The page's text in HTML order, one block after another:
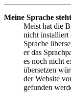
Meine Sprache
Meist hat die
nicht installiert
Sprache
er das
es noch nicht
übersetzen
der Website
gefunden